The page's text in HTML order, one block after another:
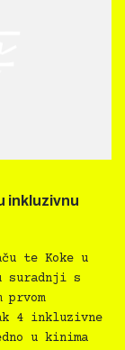
inkluzivnu
te Koke u
suradnji s
4 inkluzivne
u kinima